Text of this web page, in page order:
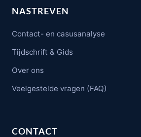
NASTREVEN
Contact- en casusanalyse
Tijdschrift & Gids
Over ons
Veelgestelde vragen (FAQ)
CONTACT